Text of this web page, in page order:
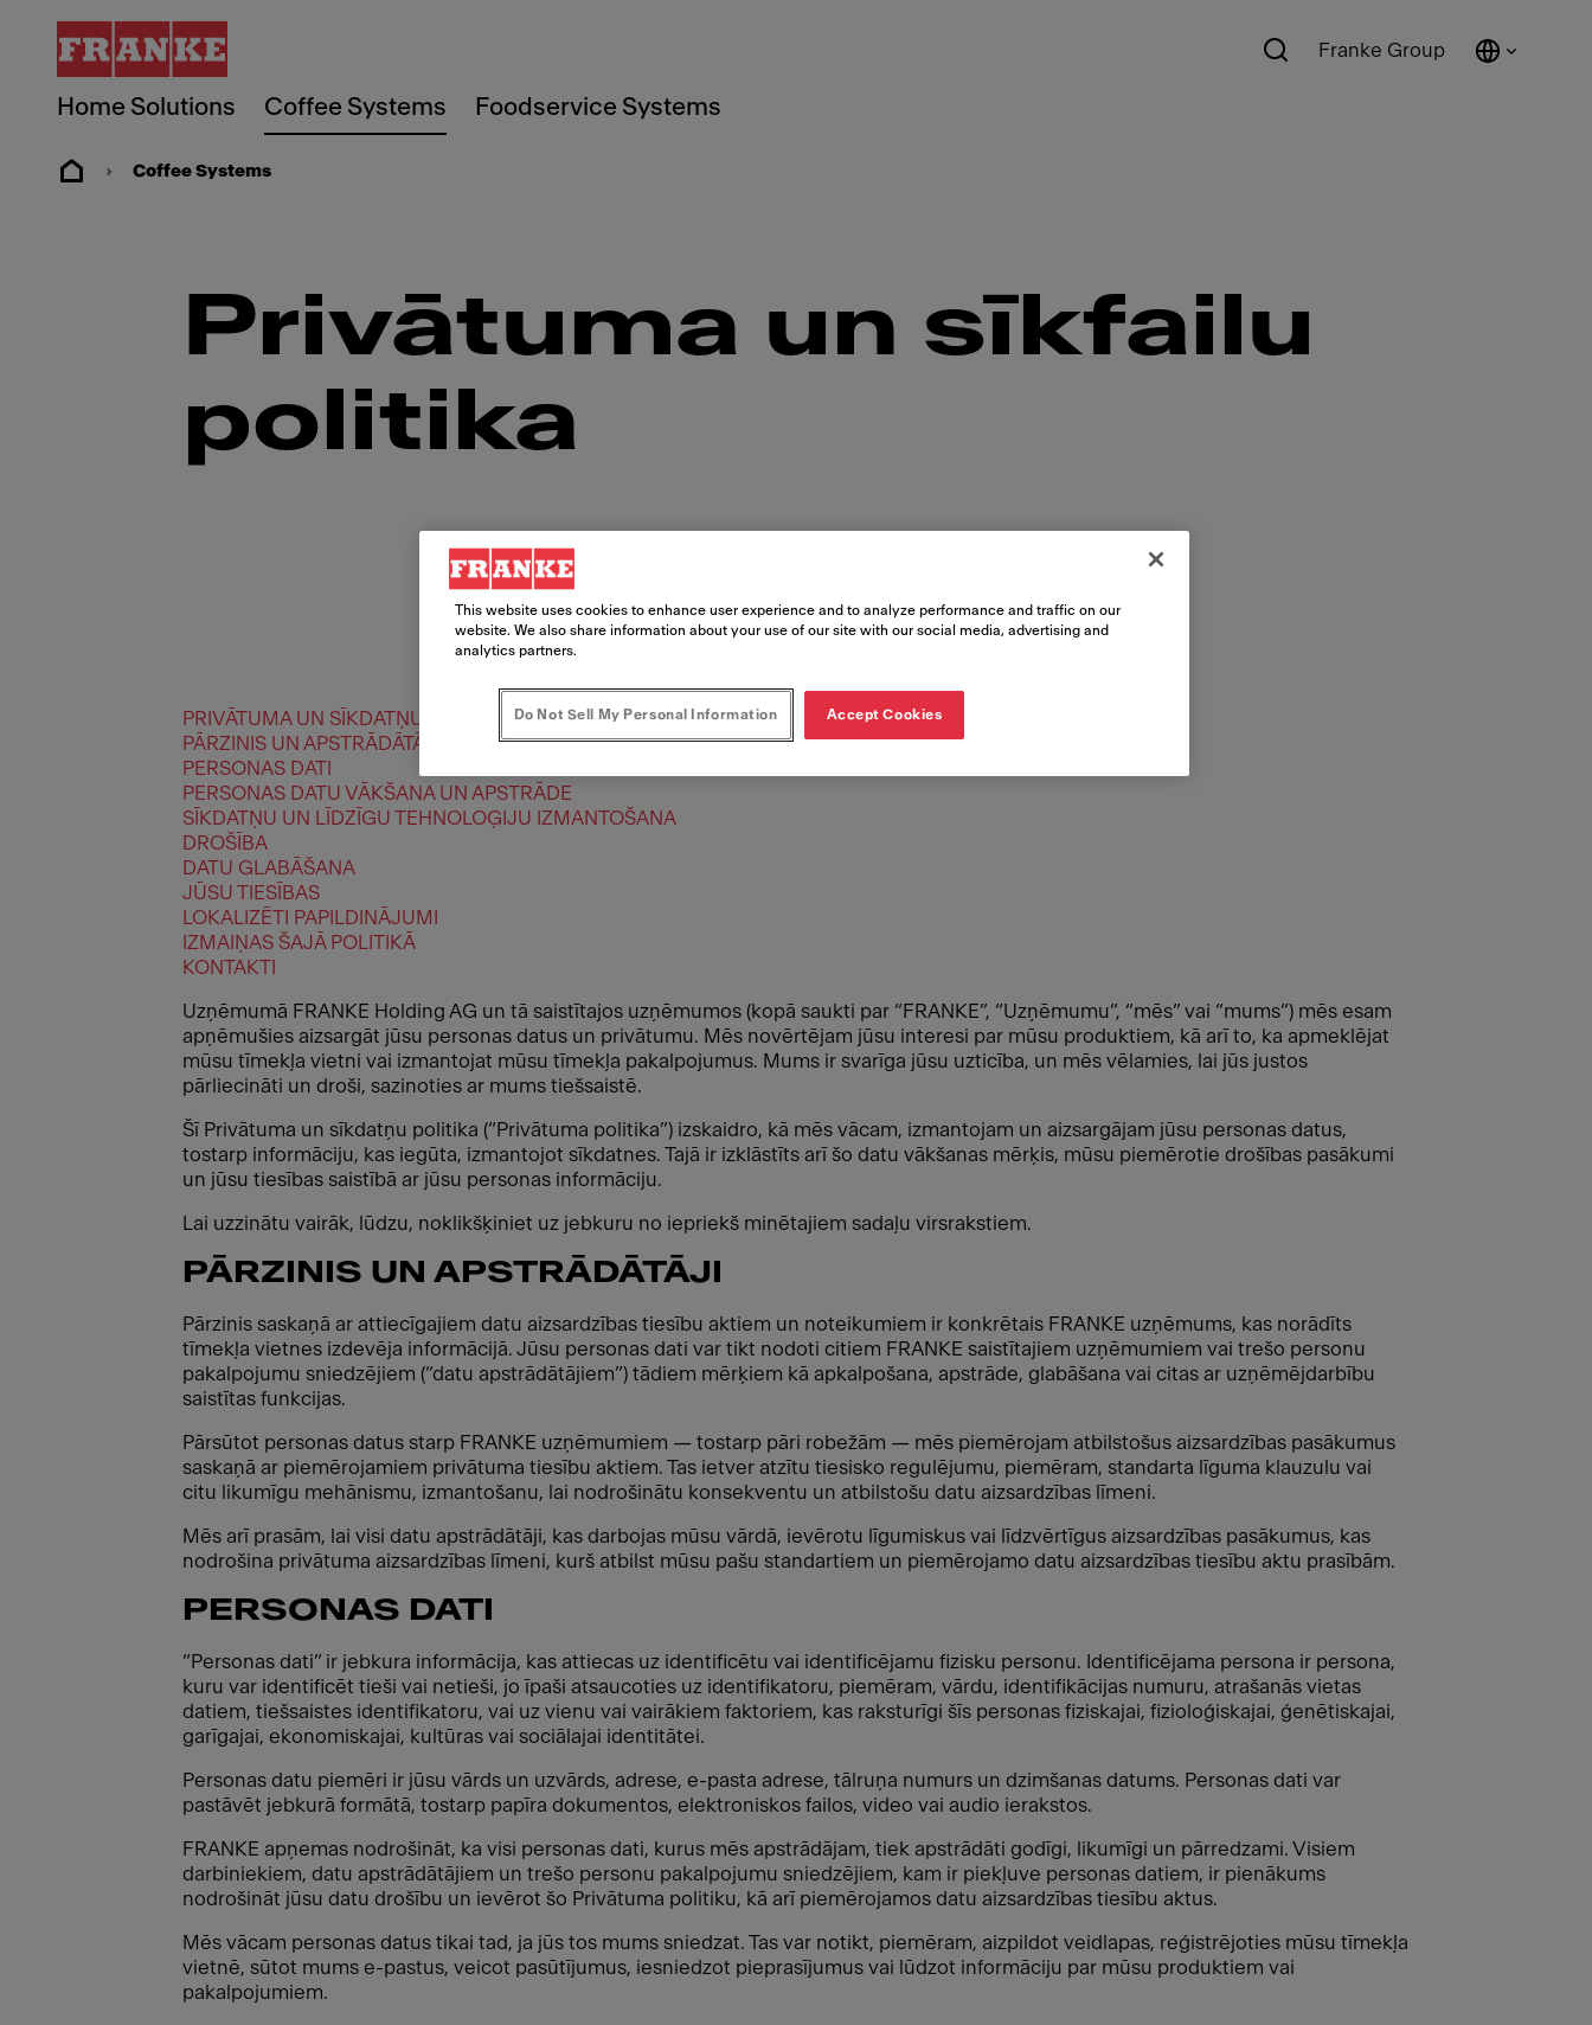
Home Solutions Coffee Systems Foodservice Systems
Franke Group
Coffee Systems
Privātuma un sīkfailu
politika
PRIVĀTUMA UN SĪKDATŅU POLITIKA
PĀRZINIS UN APSTRĀDĀTĀJI
PERSONAS DATI
PERSONAS DATU VĀKŠANA UN APSTRĀDE
SĪKDATŅU UN LĪDZĪGU TEHNOLOĢIJU IZMANTOŠANA
DROŠĪBA
DATU GLABĀŠANA
JŪSU TIESĪBAS
LOKALIZĒTI PAPILDINĀJUMI
IZMAIŅAS ŠAJĀ POLITIKĀ
KONTAKTI
Uzņēmumā FRANKE Holding AG un tā saistītajos uzņēmumos (kopā saukti par “FRANKE”, “Uzņēmumu”, “mēs” vai “mums”) mēs esam
apņēmušies aizsargāt jūsu personas datus un privātumu. Mēs novērtējam jūsu interesi par mūsu produktiem, kā arī to, ka apmeklējat
mūsu tīmekļa vietni vai izmantojat mūsu tīmekļa pakalpojumus. Mums ir svarīga jūsu uzticība, un mēs vēlamies, lai jūs justos
pārliecināti un droši, sazinoties ar mums tiešsaistē.
Šī Privātuma un sīkdatņu politika (“Privātuma politika”) izskaidro, kā mēs vācam, izmantojam un aizsargājam jūsu personas datus,
tostarp informāciju, kas iegūta, izmantojot sīkdatnes. Tajā ir izklāstīts arī šo datu vākšanas mērķis, mūsu piemērotie drošības pasākumi
un jūsu tiesības saistībā ar jūsu personas informāciju.
Lai uzzinātu vairāk, lūdzu, noklikšķiniet uz jebkuru no iepriekš minētajiem sadaļu virsrakstiem.
PĀRZINIS UN APSTRĀDĀTĀJI
Pārzinis saskaņā ar attiecīgajiem datu aizsardzības tiesību aktiem un noteikumiem ir konkrētais FRANKE uzņēmums, kas norādīts
tīmekļa vietnes izdevēja informācijā. Jūsu personas dati var tikt nodoti citiem FRANKE saistītajiem uzņēmumiem vai trešo personu
pakalpojumu sniedzējiem (“datu apstrādātājiem”) tādiem mērķiem kā apkalpošana, apstrāde, glabāšana vai citas ar uzņēmējdarbību
saistītas funkcijas.
Pārsūtot personas datus starp FRANKE uzņēmumiem — tostarp pāri robežām — mēs piemērojam atbilstošus aizsardzības pasākumus
saskaņā ar piemērojamiem privātuma tiesību aktiem. Tas ietver atzītu tiesisko regulējumu, piemēram, standarta līguma klauzulu vai
citu likumīgu mehānismu, izmantošanu, lai nodrošinātu konsekventu un atbilstošu datu aizsardzības līmeni.
Mēs arī prasām, lai visi datu apstrādātāji, kas darbojas mūsu vārdā, ievērotu līgumiskus vai līdzvērtīgus aizsardzības pasākumus, kas
nodrošina privātuma aizsardzības līmeni, kurš atbilst mūsu pašu standartiem un piemērojamo datu aizsardzības tiesību aktu prasībām.
PERSONAS DATI
“Personas dati” ir jebkura informācija, kas attiecas uz identificētu vai identificējamu fizisku personu. Identificējama persona ir persona,
kuru var identificēt tieši vai netieši, jo īpaši atsaucoties uz identifikatoru, piemēram, vārdu, identifikācijas numuru, atrašanās vietas
datiem, tiešsaistes identifikatoru, vai uz vienu vai vairākiem faktoriem, kas raksturīgi šīs personas fiziskajai, fizioloģiskajai, ģenētiskajai,
garīgajai, ekonomiskajai, kultūras vai sociālajai identitātei.
Personas datu piemēri ir jūsu vārds un uzvārds, adrese, e-pasta adrese, tālruņa numurs un dzimšanas datums. Personas dati var
pastāvēt jebkurā formātā, tostarp papīra dokumentos, elektroniskos failos, video vai audio ierakstos.
FRANKE apņemas nodrošināt, ka visi personas dati, kurus mēs apstrādājam, tiek apstrādāti godīgi, likumīgi un pārredzami. Visiem
darbiniekiem, datu apstrādātājiem un trešo personu pakalpojumu sniedzējiem, kam ir piekļuve personas datiem, ir pienākums
nodrošināt jūsu datu drošību un ievērot šo Privātuma politiku, kā arī piemērojamos datu aizsardzības tiesību aktus.
Mēs vācam personas datus tikai tad, ja jūs tos mums sniedzat. Tas var notikt, piemēram, aizpildot veidlapas, reģistrējoties mūsu tīmekļa
vietnē, sūtot mums e-pastus, veicot pasūtījumus, iesniedzot pieprasījumus vai lūdzot informāciju par mūsu produktiem vai
pakalpojumiem.
This website uses cookies to enhance user experience and to analyze performance and traffic on our
website. We also share information about your use of our site with our social media, advertising and
analytics partners.
Do Not Sell My Personal Information Accept Cookies